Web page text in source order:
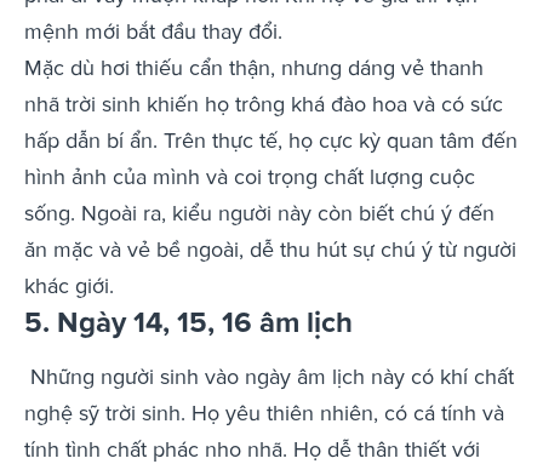
mệnh mới bắt đầu thay đổi.
Mặc dù hơi thiếu cẩn thận, nhưng dáng vẻ thanh
nhã trời sinh khiến họ trông khá đào hoa và có sức
hấp dẫn bí ẩn. Trên thực tế, họ cực kỳ quan tâm đến
hình ảnh của mình và coi trọng chất lượng cuộc
sống. Ngoài ra, kiểu người này còn biết chú ý đến
ăn mặc và vẻ bề ngoài, dễ thu hút sự chú ý từ người
khác giới.
5. Ngày 14, 15, 16 âm lịch
Những người sinh vào ngày âm lịch này có khí chất
nghệ sỹ trời sinh. Họ yêu thiên nhiên, có cá tính và
tính tình chất phác nho nhã. Họ dễ thân thiết với